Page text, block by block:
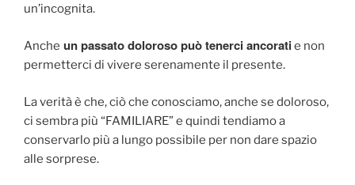
un’incognita.
Anche un passato doloroso può tenerci ancoratie non
permetterci di vivere serenamente il presente.
La verità è che, ciò che conosciamo, anche se doloroso,
ci sembra più “FAMILIARE” e quindi tendiamo a
conservarlo più a lungo possibile per non dare spazio
alle sorprese.